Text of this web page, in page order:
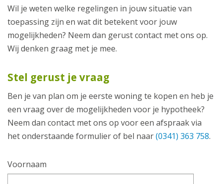
Wil je weten welke regelingen in jouw situatie van
toepassing zijn en wat dit betekent voor jouw
mogelijkheden? Neem dan gerust contact met ons op.
Wij denken graag met je mee.
Stel gerust je vraag
Ben je van plan om je eerste woning te kopen en heb je
een vraag over de mogelijkheden voor je hypotheek?
Neem dan contact met ons op voor een afspraak via
het onderstaande formulier of bel naar(0341) 363 758.
Voornaam